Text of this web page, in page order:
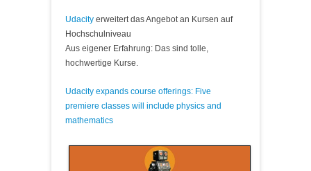
Udacity erweitert das Angebot an Kursen auf
Hochschulniveau
Aus eigener Erfahrung: Das sind tolle,
hochwertige Kurse.
Udacity expands course offerings: Five
premiere classes will include physics and
mathematics